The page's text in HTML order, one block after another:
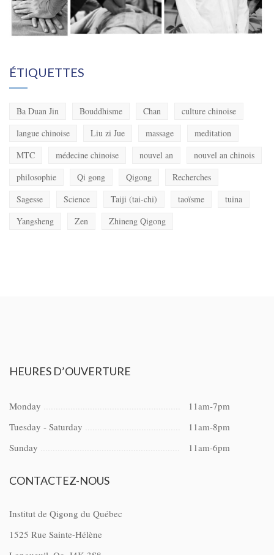
ÉTIQUETTES
Ba Duan Jin Bouddhisme Chan
culture chinoise
langue chinoise
Liu zi Jue massage
meditation
MTC
médecine chinoise nouvel an
nouvel an chinois
philosophie
Qi gong Qigong
Recherches
Sagesse
Science Taiji (tai-chi) taoïsme
tuina
Yangsheng
Zen Zhineng Qigong
HEURES D’OUVERTURE
Monday
11am-7pm
Tuesday - Saturday
11am-8pm
Sunday
11am-6pm
CONTACTEZ-NOUS
Institut de Qigong du Québec
1525 Rue Sainte-Hélène